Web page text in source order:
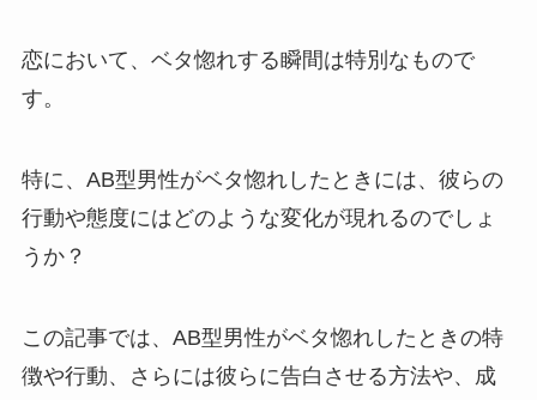
恋において、ベタ惚れする瞬間は特別なもので
す。
特に、AB型男性がベタ惚れしたときには、彼らの
行動や態度にはどのような変化が現れるのでしょ
うか？
この記事では、AB型男性がベタ惚れしたときの特
徴や行動、さらには彼らに告白させる方法や、成